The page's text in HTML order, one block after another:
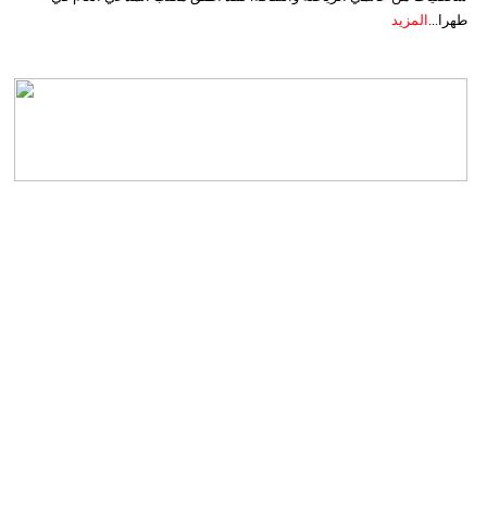
طهرا... المزيد